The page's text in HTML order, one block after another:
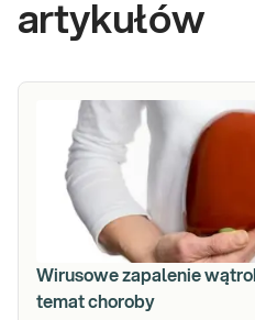
artykułów
Wirusowe zapalenie
temat choroby